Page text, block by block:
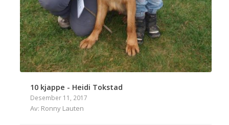
10 kjappe - Heidi Tokstad
Desember 11, 2017
Av: Ronny Lauten